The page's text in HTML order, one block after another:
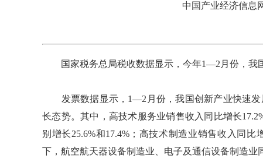
中国产业经济信息
国家税务总局税收数据显示，今年1—2月份，我国
发票数据显示，1—2月份，我国创新产业快速发
长态势。其中，高技术服务业销售收入同比增长
别增长25.6%和17.4%；高技术制造业销售收入同
下，航空航天器设备制造业、电子及通信设备制造业